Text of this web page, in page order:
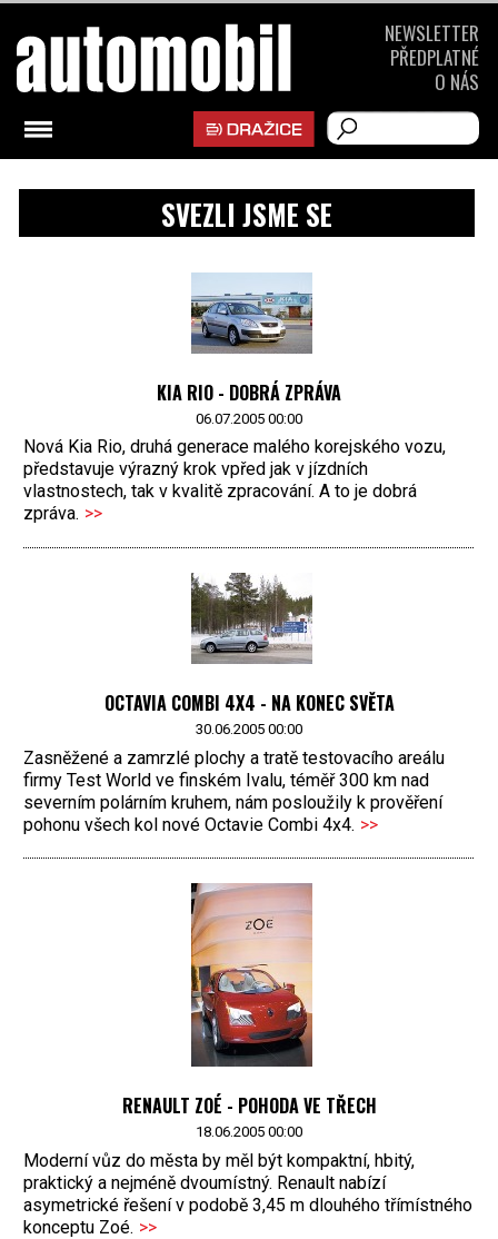
SVEZLI JSME SE
KIA RIO - DOBRÁ ZPRÁVA
06.07.2005 00:00
Nová Kia Rio, druhá generace malého korejského vozu,
představuje výrazný krok vpřed jak v jízdních
vlastnostech, tak v kvalitě zpracování. A to je dobrá
zpráva. >>
OCTAVIA COMBI 4X4 - NA KONEC SVĚTA
30.06.2005 00:00
Zasněžené a zamrzlé plochy a tratě testovacího areálu
firmy Test World ve finském Ivalu, téměř 300 km nad
severním polárním kruhem, nám posloužily k prověření
pohonu všech kol nové Octavie Combi 4x4. >>
RENAULT ZOÉ - POHODA VE TŘECH
18.06.2005 00:00
Moderní vůz do města by měl být kompaktní, hbitý,
praktický a nejméně dvoumístný. Renault nabízí
asymetrické řešení v podobě 3,45 m dlouhého třímístného
konceptu Zoé. >>
NEWSLETTER
PŘEDPLATNÉ
O NÁS